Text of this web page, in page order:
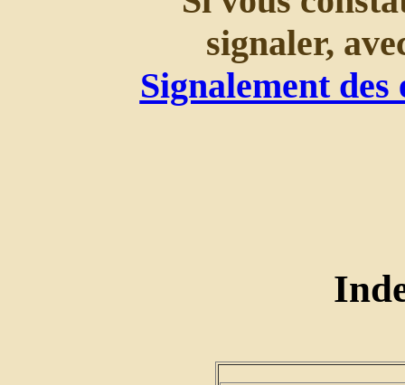
signaler,
Signalement